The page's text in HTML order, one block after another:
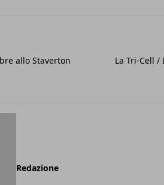
allo Staverton
La Tri-Cell /
Redazione